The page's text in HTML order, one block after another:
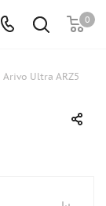
0
Arivo Ultra ARZ5